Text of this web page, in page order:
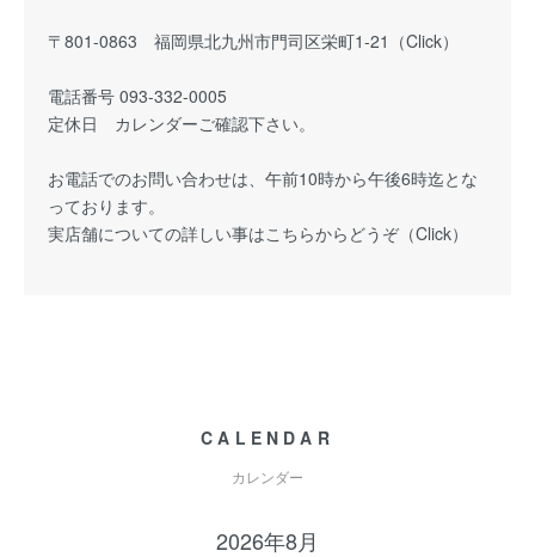
〒801-0863 福岡県北九州市門司区栄町1-21（Click）
電話番号 093-332-0005
定休日 カレンダーご確認下さい。
お電話でのお問い合わせは、午前10時から午後6時迄とな
っております。
実店舗についての詳しい事はこちらからどうぞ（Click）
CALENDAR
カレンダー
2026年8月